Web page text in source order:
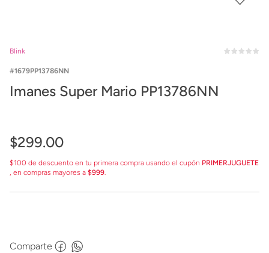
Blink
1679PP13786NN
Imanes Super Mario PP13786NN
$299.00
$100 de descuento en tu primera compra usando el cupón PRIMERJUGUETE
, en compras mayores a $999.
Comparte